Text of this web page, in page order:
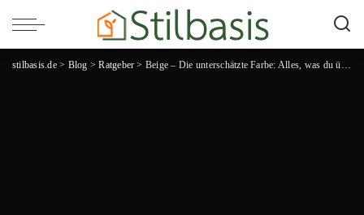
stilbasis.de> Blog >Ratgeber > Beige – Die unterschätzte Farbe: Alles, was du über den Trendton wissen musst